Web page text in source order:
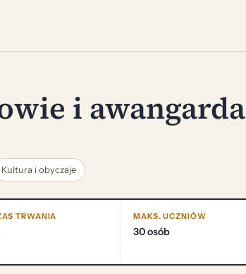
i awangarda
Kultura i obyczaje
TRWANIA MAKS. UCZNIÓW
30 osób